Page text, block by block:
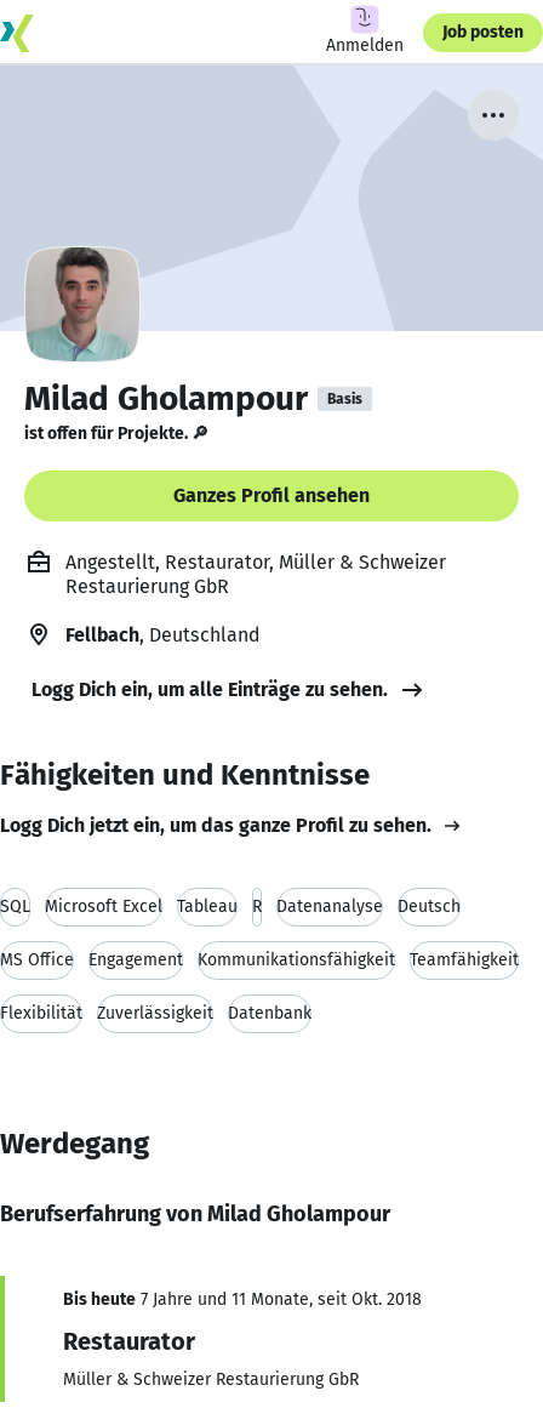
Anmelden
Job posten
Milad Gholampour Basis
ist offen für Projekte. 🔎
Ganzes Profil ansehen
Angestellt, Restaurator, Müller & Schweizer
Restaurierung GbR
Fellbach, Deutschland
Logg Dich ein, um alle Einträge zu sehen.
Fähigkeiten und Kenntnisse
Logg Dich jetzt ein, um das ganze Profil zu sehen.
SQL Microsoft Excel Tableau R Datenanalyse Deutsch
MS Office Engagement Kommunikationsfähigkeit Teamfähigkeit
Flexibilität Zuverlässigkeit Datenbank
Werdegang
Berufserfahrung von Milad Gholampour
Bis heute 7 Jahre und 11 Monate, seit Okt. 2018
Restaurator
Müller & Schweizer Restaurierung GbR